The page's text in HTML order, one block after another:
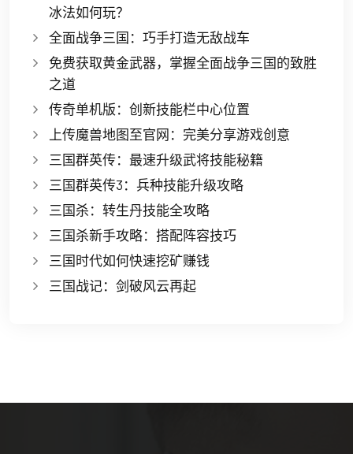
冰法如何玩？
全面战争三国：巧手打造无敌战车
免费获取黄金武器，掌握全面战争三国的致胜
之道
传奇单机版：创新技能栏中心位置
上传魔兽地图至官网：完美分享游戏创意
三国群英传：最速升级武将技能秘籍
三国群英传3：兵种技能升级攻略
三国杀：转生丹技能全攻略
三国杀新手攻略：搭配阵容技巧
三国时代如何快速挖矿赚钱
三国战记：剑破风云再起